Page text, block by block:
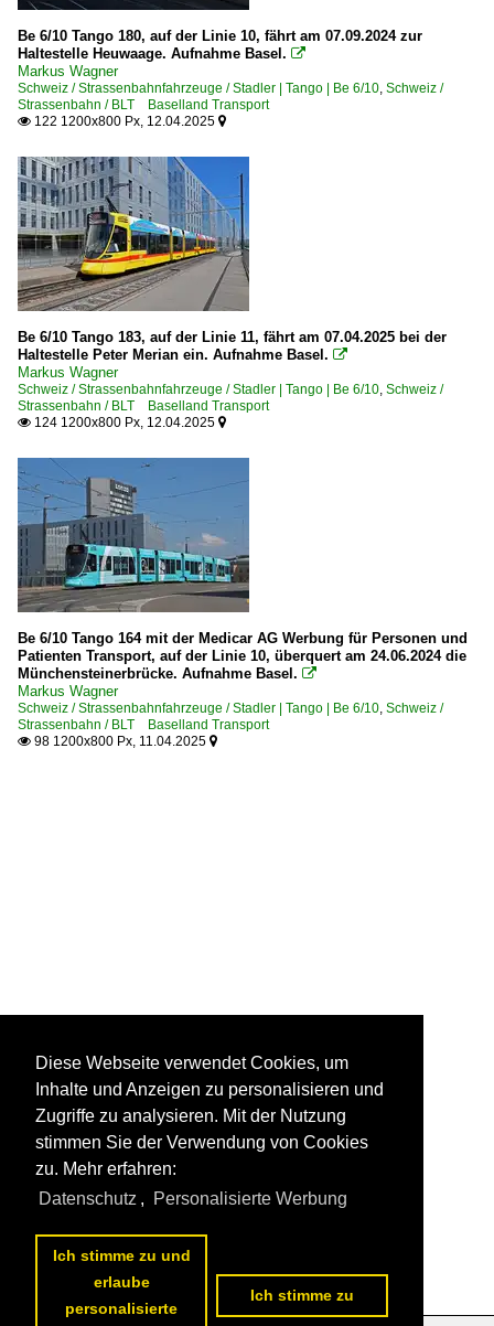
Be 6/10 Tango 180, auf der Linie 10, fährt am 07.09.2024 zur
Haltestelle Heuwaage. Aufnahme Basel. 
Markus Wagner
Schweiz / Strassenbahnfahrzeuge / Stadler | Tango | Be 6/10, Schweiz /
Strassenbahn / BLT Baselland Transport
 122 1200x800 Px, 12.04.2025 
Be 6/10 Tango 183, auf der Linie 11, fährt am 07.04.2025 bei der
Haltestelle Peter Merian ein. Aufnahme Basel. 
Markus Wagner
Schweiz / Strassenbahnfahrzeuge / Stadler | Tango | Be 6/10, Schweiz /
Strassenbahn / BLT Baselland Transport
 124 1200x800 Px, 12.04.2025 
Be 6/10 Tango 164 mit der Medicar AG Werbung für Personen und
Patienten Transport, auf der Linie 10, überquert am 24.06.2024 die
Münchensteinerbrücke. Aufnahme Basel. 
Markus Wagner
Schweiz / Strassenbahnfahrzeuge / Stadler | Tango | Be 6/10, Schweiz /
Strassenbahn / BLT Baselland Transport
 98 1200x800 Px, 11.04.2025 
Diese Webseite verwendet Cookies, um
Inhalte und Anzeigen zu personalisieren und
Zugriffe zu analysieren. Mit der Nutzung
stimmen Sie der Verwendung von Cookies
zu. Mehr erfahren:
Datenschutz , Personalisierte Werbung
Ich stimme zu und
erlaube
personalisierte
Ich stimme zu